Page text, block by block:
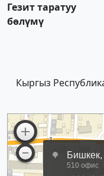
Гезит таратуу
бөлүмү
Кыргыз